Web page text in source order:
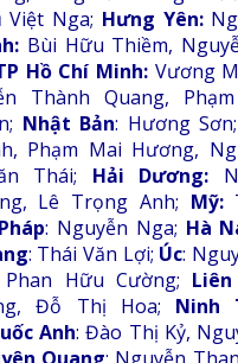
Việt Nga; Hưng Yên:
Bùi Hữu Thiềm,
Hồ Chí Minh: Vương
Thành Quang,
Nhật Bản: Hương Sơn;
Phạm Mai Hương,
Thái; Hải Dương:
Lê Trọng Anh; Mỹ:
: Nguyễn Nga; Hà
: Thái Văn Lợi; Úc:
Hữu Cường;
Đỗ Thị Hoa; Ninh
Anh: Đào Thị Kỷ,